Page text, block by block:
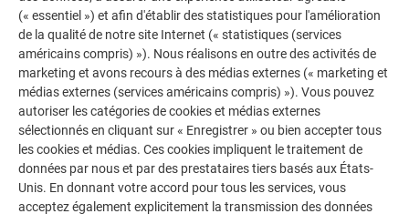
COPYRIGHT
© PREFA | Croce & Wir
(« essentiel ») et afin d'établir des statistiques pour l'amélioration
de la qualité de notre site Internet (« statistiques (services
américains compris) »). Nous réalisons en outre des activités de
marketing et avons recours à des médias externes (« marketing et
médias externes (services américains compris) »). Vous pouvez
autoriser les catégories de cookies et médias externes
sélectionnés en cliquant sur « Enregistrer » ou bien accepter tous
les cookies et médias. Ces cookies impliquent le traitement de
données par nous et par des prestataires tiers basés aux États-
Unis. En donnant votre accord pour tous les services, vous
acceptez également explicitement la transmission des données